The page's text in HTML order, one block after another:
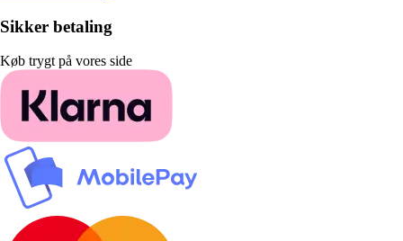
Sikker betaling
Køb trygt på vores side